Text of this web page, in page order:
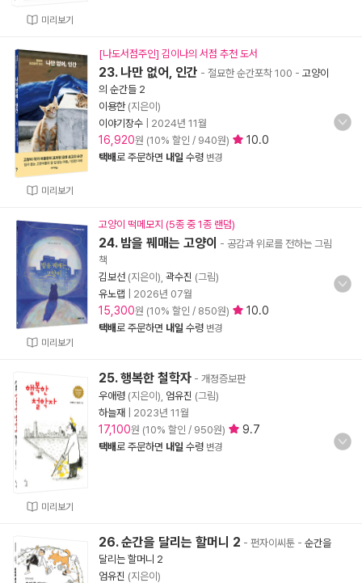
미리보기
미리보기
[나도서점주인] 김이나의 서점 추천 도서
23. 나만 없어, 인간 - 절묘한 순간포착 100 - 고양이
의 순간들 2
이용한(지은이)
이야기장수
2024년 11월
16,920원 (10% 할인 / 940원) 10.0
택배로 주문하면 내일 수령 변경
미리보기
고양이 떡메모지 (5종 중 1종 랜덤)
24. 밤을 꿰매는 고양이 - 공감과 위로를 전하는 그림
책
김보선 (지은이), 곽수진 (그림)
유노랩
2026년 07월
15,300원 (10% 할인 / 850원) 10.0
택배로 주문하면 내일 수령 변경
미리보기
25. 행복한 철학자 - 개정증보판
우애령 (지은이), 엄유진 (그림)
하늘재
2023년 11월
17,100원 (10% 할인 / 950원) 9.7
택배로 주문하면 내일 수령 변경
26. 순간을 달리는 할머니 2 - 펀자이씨툰 - 순간을
달리는 할머니 2
엄유진 (지은이)